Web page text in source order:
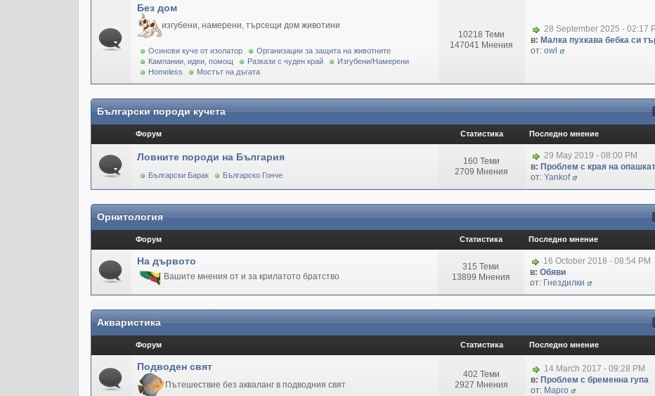
Без дом
изгубени, намерени, търсещи дом животини
Осинови куче от изолатор
Организации за защита на животните
Кампании, идеи, помощ
Разкази с чуден край
Изгубени/Намерени
Homeless
Мостът на дъгата
10218 Теми
147041 Мнения
28 September 2025 - 02:17
в: Малка пухкава бебка си
от: owl
Български породи кучета
Форум Статистика Последно мнение
Ловните породи на България
Български Барак Българско Гонче
160 Теми
2709 Мнения
29 May 2019 - 08:00 PM
в: Проблем с края на
от: Yankof
Орнитология
Форум Статистика Последно мнение
На дървото
Вашите мнения от и за крилатото братство
315 Теми
13899 Мнения
16 October 2018 - 08:54 PM
в: Обяви
от: Гнездилки
Акваристика
Форум Статистика Последно мнение
Подводен свят
Пътешествие без акваланг в подводния свят
402 Теми
2927 Мнения
14 March 2017 - 09:28 PM
в: Проблем с бременна гупа
от: Марго